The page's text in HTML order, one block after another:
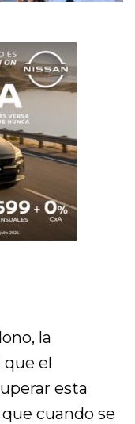
la
que el
esta
cuando se